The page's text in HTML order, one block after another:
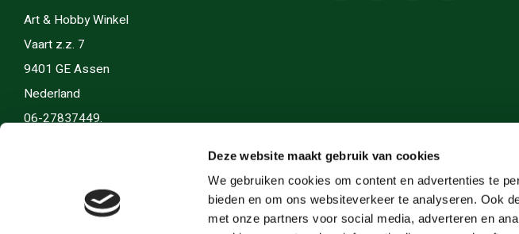
Deze website maakt gebruik van cookies
We gebruiken cookies om content en advertenties te
bieden en om ons websiteverkeer te analyseren. Ook
met onze partners voor social media, adverteren en
Art & Hobby Winkel
Vaart z.z. 7
9401 GE Assen
Nederland
06-27837449.